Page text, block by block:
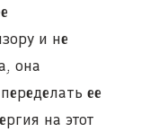
и не
она
ее
на этот